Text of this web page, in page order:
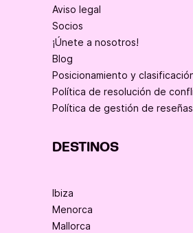
Aviso legal
Socios
¡Únete a nosotros!
Blog
Posicionamiento y
Política de resolución de
Política de gestión de reseñas
DESTINOS
Ibiza
Menorca
Mallorca